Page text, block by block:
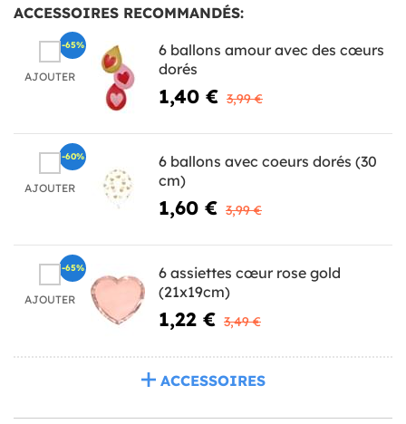
ACCESSOIRES RECOMMANDÉS:
AJOUTER
6 ballons amour avec des cœurs
dorés
1,40 € 3,99 €
-65%
AJOUTER
6 ballons avec coeurs dorés (30
cm)
1,60 € 3,99 €
-60%
AJOUTER
6 assiettes cœur rose gold
(21x19cm)
1,22 € 3,49 €
-65%
ACCESSOIRES